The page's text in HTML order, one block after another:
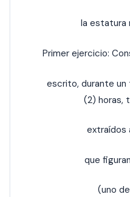
la estatura
Primer ejercicio:
escrito, durante un
(2) horas,
extraídos
que
(uno